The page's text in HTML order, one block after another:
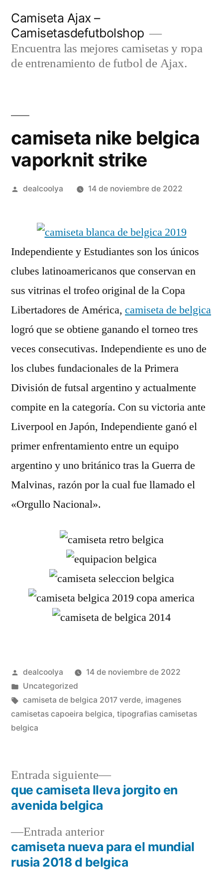
contenido
Camiseta Ajax –
Camisetasdefutbolshop
Encuentra las mejores camisetas y ropa
de entrenamiento de futbol de Ajax.
camiseta nike belgica
vaporknit strike
Publicado
dealcoolya 14 de noviembre de 2022
Independiente y Estudiantes son los únicos
clubes latinoamericanos que conservan en
sus vitrinas el trofeo original de la Copa
Libertadores de América, camiseta de belgica
logró que se obtiene ganando el torneo tres
veces consecutivas. Independiente es uno de
los clubes fundacionales de la Primera
División de futsal argentino y actualmente
compite en la categoría. Con su victoria ante
Liverpool en Japón, Independiente ganó el
primer enfrentamiento entre un equipo
argentino y uno británico tras la Guerra de
Malvinas, razón por la cual fue llamado el
«Orgullo Nacional».
Publicado
por
dealcoolya
14 de noviembre de 2022
Publicado
en
Uncategorized
Etiquetas:
camiseta de belgica 2017 verde, imagenes
camisetas capoeira belgica, tipografias camisetas
belgica
Navegación
entradas
Entrada anteriorEntrada
anterior:
camiseta nueva para el mundial
rusia 2018 d belgica
Entrada siguiente
Entrada
siguiente:
que camiseta lleva jorgito en
avenida belgica